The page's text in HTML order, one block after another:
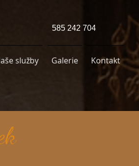
585 242 704
služby Galerie Kontakt